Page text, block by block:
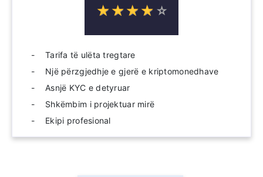
☆☆☆☆ ☆
★★★★ ★
Tarifa të ulëta tregtare
Një përzgjedhje e gjerë e kriptomonedhave
Asnjë KYC e detyruar
Shkëmbim i projektuar mirë
Ekipi profesional